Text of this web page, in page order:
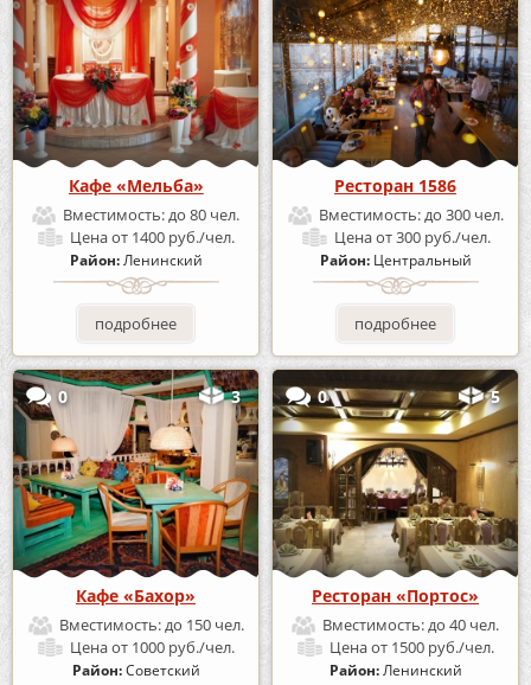
Кафе «Мельба»
Вместимость:до 80 чел.
Ценаот 1400 руб./чел.
Район:Ленинский
подробнее
Ресторан 1586
Вместимость:до 300 чел.
Ценаот 300 руб./чел.
Район: Центральный
подробнее
0 3
Кафе «Бахор»
Вместимость:до 150 чел.
Ценаот 1000 руб./чел.
Район:Советский
0 5
Ресторан «Портос»
Вместимость:до 40 чел.
Ценаот 1500 руб./чел.
Район:Ленинский